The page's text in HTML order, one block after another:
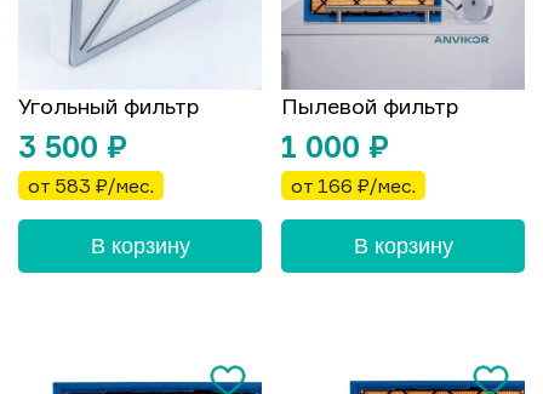
Угольный фильтр
3 500 ₽
от 583 ₽/мес.
В корзину
Пылевой фильтр
1 000 ₽
от 166 ₽/мес.
В корзину